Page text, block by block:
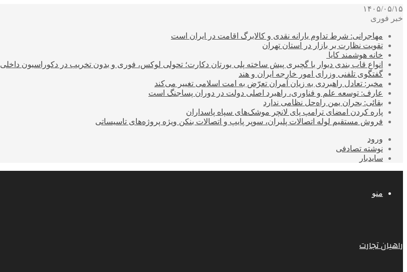
۱۴۰۵/۰۵/۱۵
خبر فوری
مهاجرانی: شرط تداوم یارانه نقدی و کالابرگ اقامت در ایران است
تقویت نظارت بر بازار در استان تهران
خانه هوشمند کایا
انواع قاب بندی دیوار با گچبری پیش ساخته پلی یورتان دکارت؛ تحولی لوکس، فوری و بدون تخریب در دکوراسیون داخلی
گفتگوی تلفنی وزرای امور خارجه ایران و هند
مخبر: تعادل راهبردی به زیان آمران تعرّض به امت اسلامی تغییر می‌کند
عارف: توسعه علم و فناوری، راهبرد اصلی دولت در دوران پساجنگ است
بقائی: بحران یمن راه‌حل نظامی ندارد
پاره کردن امضای ترامپ پای لانچر موشک‌های سپاه پاسداران
فروش مستقیم لوله اتصالات پلیران، سوپر پایپ و اتصالات بنکن ویژه پروژه‌های تاسیساتی
ورود
نوشته تصادفی
سایدبار
منو
راهیان تجارت